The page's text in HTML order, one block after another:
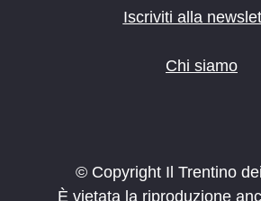
Iscriviti alla
Chi siamo
© Copyright Il Trentino
È vietata la riproduzione